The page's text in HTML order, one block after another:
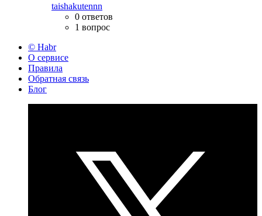
taishakutennn
0 ответов
1 вопрос
© Habr
О сервисе
Правила
Обратная связь
Блог